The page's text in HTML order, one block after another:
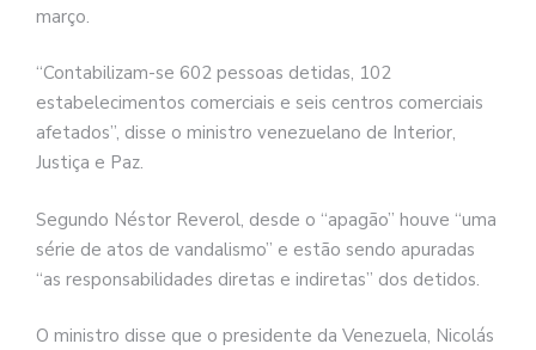
março.
“Contabilizam-se 602 pessoas detidas, 102
estabelecimentos comerciais e seis centros comerciais
afetados”, disse o ministro venezuelano de Interior,
Justiça e Paz.
Segundo Néstor Reverol, desde o “apagão” houve “uma
série de atos de vandalismo” e estão sendo apuradas
“as responsabilidades diretas e indiretas” dos detidos.
O ministro disse que o presidente da Venezuela, Nicolás